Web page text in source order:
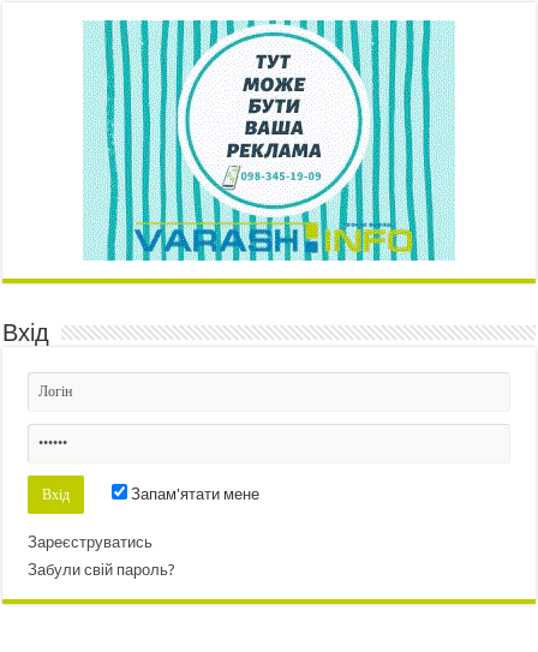
Вхід
Запам'ятати мене
Зареєструватись
Забули свій пароль?